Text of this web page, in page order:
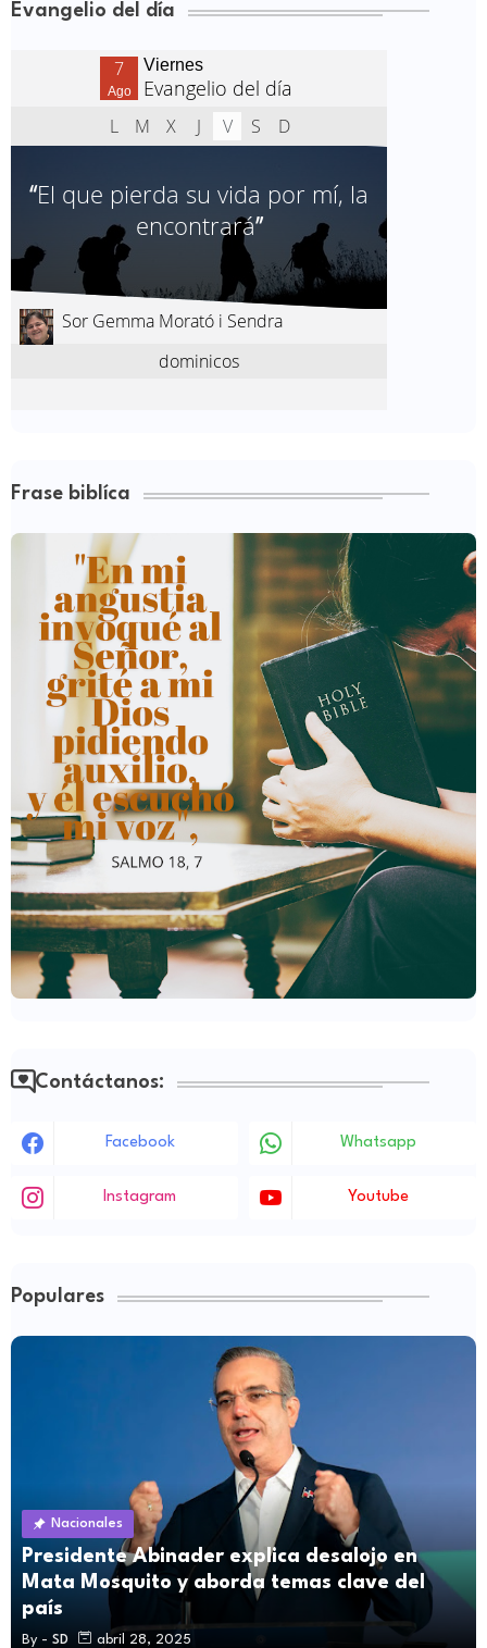
Evangelio del día
Frase biblíca
Contáctanos:
Facebook Whatsapp
Instagram Youtube
Populares
Nacionales
Presidente Abinader explica desalojo en
Mata Mosquito y aborda temas clave del
país
By - SD abril 28, 2025